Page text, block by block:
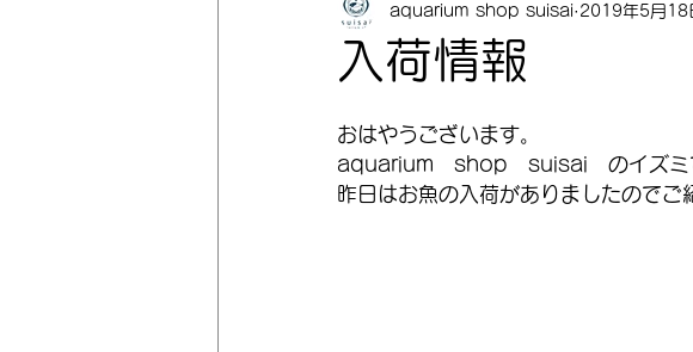
レイアウト 出張メンテナンス 小ネタ
入荷情報
aquarium shop suisai 2019年5月18
おはやうございます。
aquarium　shop　suisai　のイズミ
昨日はお魚の入荷がありましたのでご